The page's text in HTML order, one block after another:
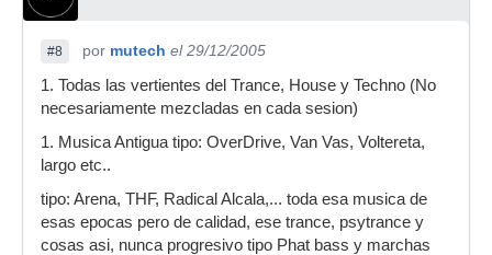
#8 por mutech el 29/12/2005
1. Todas las vertientes del Trance, House y Techno (No
necesariamente mezcladas en cada sesion)
1. Musica Antigua tipo: OverDrive, Van Vas, Voltereta,
largo etc..
tipo: Arena, THF, Radical Alcala,... toda esa musica de
esas epocas pero de calidad, ese trance, psytrance y
cosas asi, nunca progresivo tipo Phat bass y marchas